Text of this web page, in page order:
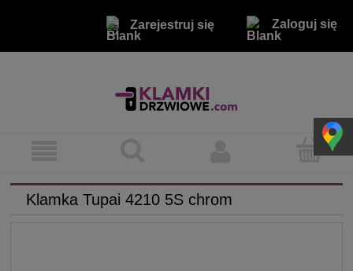
Zarejestruj się Zaloguj się
Klamka Tupai 4210 5S chrom